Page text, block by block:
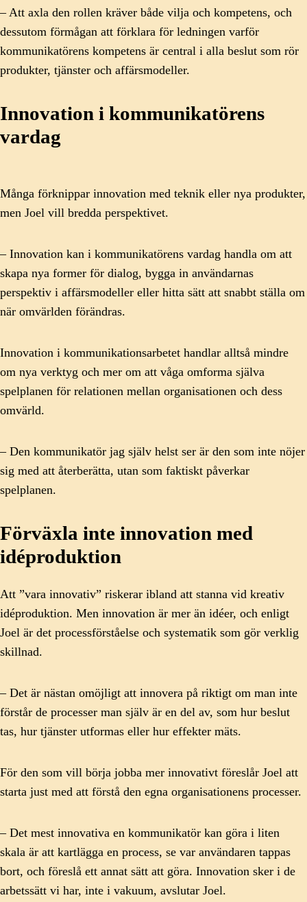
– Att axla den rollen kräver både vilja och kompetens, och
dessutom förmågan att förklara för ledningen varför
kommunikatörens kompetens är central i alla beslut som rör
produkter, tjänster och affärsmodeller.
Innovation i kommunikatörens
vardag
Många förknippar innovation med teknik eller nya produkter,
men Joel vill bredda perspektivet.
– Innovation kan i kommunikatörens vardag handla om att
skapa nya former för dialog, bygga in användarnas
perspektiv i affärsmodeller eller hitta sätt att snabbt ställa om
när omvärlden förändras.
Innovation i kommunikationsarbetet handlar alltså mindre
om nya verktyg och mer om att våga omforma själva
spelplanen för relationen mellan organisationen och dess
omvärld.
– Den kommunikatör jag själv helst ser är den som inte nöjer
sig med att återberätta, utan som faktiskt påverkar
spelplanen.
Förväxla inte innovation med
idéproduktion
Att ”vara innovativ” riskerar ibland att stanna vid kreativ
idéproduktion. Men innovation är mer än idéer, och enligt
Joel är det processförståelse och systematik som gör verklig
skillnad.
– Det är nästan omöjligt att innovera på riktigt om man inte
förstår de processer man själv är en del av, som hur beslut
tas, hur tjänster utformas eller hur effekter mäts.
För den som vill börja jobba mer innovativt föreslår Joel att
starta just med att förstå den egna organisationens processer.
– Det mest innovativa en kommunikatör kan göra i liten
skala är att kartlägga en process, se var användaren tappas
bort, och föreslå ett annat sätt att göra. Innovation sker i de
arbetssätt vi har, inte i vakuum, avslutar Joel.